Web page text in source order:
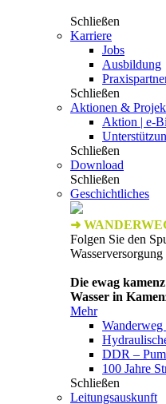
Schließen
Karriere
Jobs
Ausbildung
Schließen
Aktionen &
Aktion | e-
Schließen
Download
Schließen
Geschichtliches
➜
Folgen Sie den
Wasserversorgung
Die ewag
Wasser in
Mehr
Wanderweg
DDR –
100 Jahre
Schließen
Leitungsauskunft